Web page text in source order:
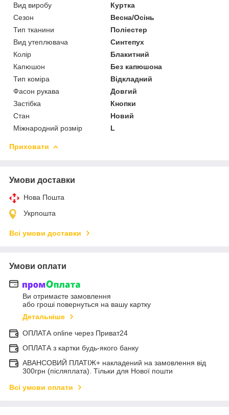
Вид виробу
Куртка
Сезон
Весна/Осінь
Тип тканини
Поліестер
Вид утеплювача
Синтепух
Колір
Блакитний
Капюшон
Без капюшона
Тип коміра
Відкладний
Фасон рукава
Довгий
Застібка
Кнопки
Стан
Новий
Міжнародний розмір
L
Приховати
Умови доставки
Нова Пошта
Укрпошта
Всі умови доставки
Умови оплати
Ви отримаєте замовлення
або гроші повернуться на вашу картку
Детальніше
ОПЛАТА online через Приват24
ОПЛАТА з картки будь-якого банку
АВАНСОВИЙ ПЛАТІЖ+ накладений на замовлення від
300грн (післяплата). Тільки для Нової пошти
Всі умови оплати